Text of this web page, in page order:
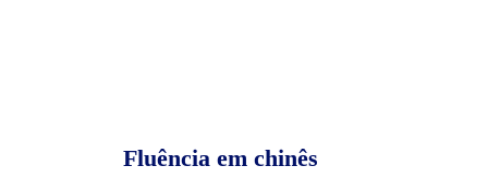
Fluência em chinês